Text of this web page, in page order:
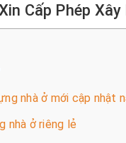
Cấp Phép
nhà ở mới cập nhật
nhà ở riêng lẻ